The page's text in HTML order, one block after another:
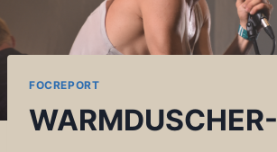
FOCREPORT
WARMDUSCHER-